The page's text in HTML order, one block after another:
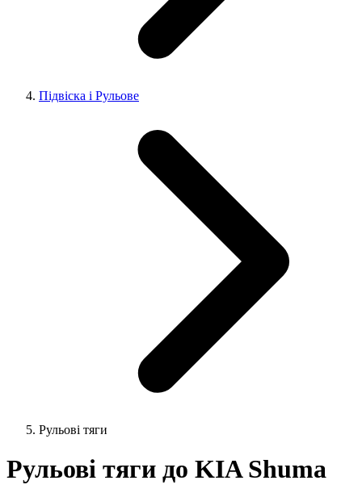
Підвіска і Рульове
Рульові тяги
Рульові тяги до KIA Shuma